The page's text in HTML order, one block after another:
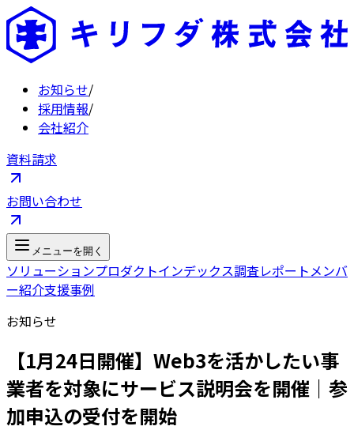
お知らせ/
採用情報/
会社紹介
資料請求
お問い合わせ
メニューを開く
ソリューションプロダクトインデックス調査レポートメンバ
ー紹介支援事例
お知らせ
【1月24日開催】Web3を活かしたい事
業者を対象にサービス説明会を開催｜参
加申込の受付を開始